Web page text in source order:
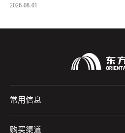
2026-08-01
常用信息
购买渠道